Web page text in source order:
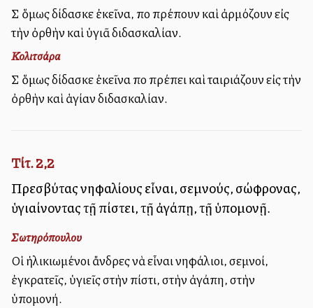
Σὺ ὅμως δίδασκε ἐκεῖνα, ποὺ πρέπουν καὶ ἀρμόζουν εἰς
τὴν ὀρθὴν καὶ ὑγιᾶ διδασκαλίαν.
Κολιτσάρα
Σὺ ὅμως δίδασκε ἐκεῖνα ποὺ πρέπει καὶ ταιριάζουν εἰς τὴν
ὀρθὴν καὶ ἁγίαν διδασκαλίαν.
Τίτ. 2,2
Πρεσβύτας νηφαλίους εἶναι, σεμνούς, σώφρονας,
ὑγιαίνοντας τῇ πίστει, τῇ ἀγάπῃ, τῇ ὑπομονῇ.
Σωτηρόπουλου
Οἱ ἡλικιωμένοι ἄνδρες νὰ εἶναι νηφάλιοι, σεμνοί,
ἐγκρατεῖς, ὑγιεῖς στὴν πίστι, στὴν ἀγάπη, στὴν
ὑπομονή.